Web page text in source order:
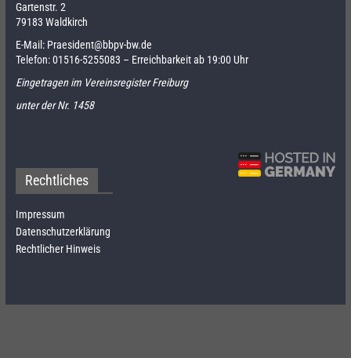
Gartenstr. 2
79183 Waldkirch
E-Mail: Praesident@bbpv-bw.de
Telefon:01516-5255083 – Erreichbarkeit ab 19:00 Uhr
Eingetragen im Vereinsregister Freiburg
unter der Nr. 1458
Rechtliches
Impressum
Datenschutzerklärung
Rechtlicher Hinweis